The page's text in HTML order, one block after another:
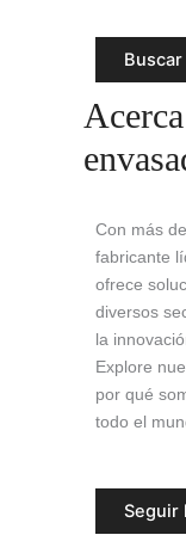
Con más
fabricante
ofrece
diversos
la
Explore
por qué
todo el
Seguir